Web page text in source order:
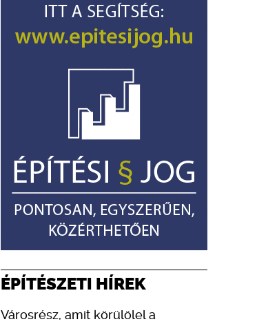
ÉPÍTÉSZETI HÍREK
Városrész, amit körülölel a